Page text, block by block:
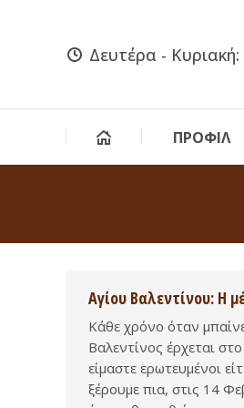
Δευτέρα - Κυριακή:
ΠΡΟΦΙΛ
Αγίου Βαλεντίνου: Η
Κάθε χρόνο όταν
Βαλεντίνος έρχεται
είμαστε ερωτευμένοι
ξέρουμε πια, στις 14